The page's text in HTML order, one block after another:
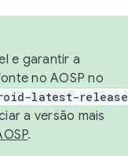
e garantir a
no AOSP no
latest-release
a versão mais
.